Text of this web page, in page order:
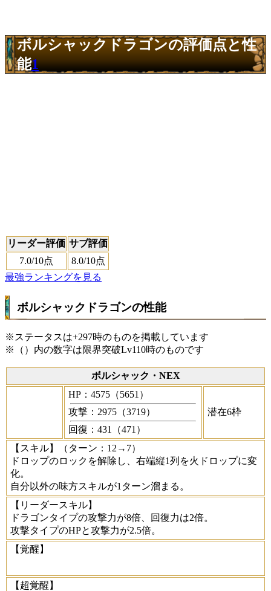
ボルシャックドラゴンの評価点と性
能1
リーダー評価 サブ評価
7.0/10点 8.0/10点
最強ランキングを見る
ボルシャックドラゴンの性能
※ステータスは+297時のものを掲載しています
※（）内の数字は限界突破Lv110時のものです
ボルシャック・NEX
HP：4575（5651）
攻撃：2975（3719）
回復：431（471）
潜在6枠
【スキル】
（ターン：12→7）
ドロップのロックを解除し、右端縦1列を火ドロップに変
化。
自分以外の味方スキルが1ターン溜まる。
【リーダースキル】
ドラゴンタイプの攻撃力が8倍、回復力は2倍。
攻撃タイプのHPと攻撃力が2.5倍。
【覚醒】
【超覚醒】